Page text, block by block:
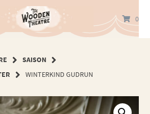
0
SAISON
WINTERKIND GUDRUN